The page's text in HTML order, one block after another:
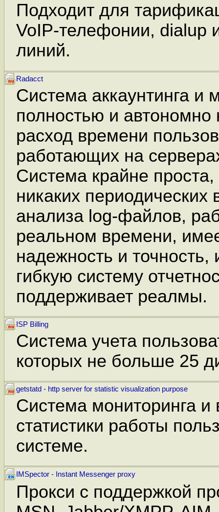
Подходит для
VoIP-телефонии, dialup
линий.
Radacct
Система аккаунтинга и
полностью и
расход времени
работающих на
Система крайне проста,
никаких периодических
анализа log-файлов,
реальном времени,
надежность и точность,
гибкую систему
поддерживает реалмы.
ISP Billing
Система учета
которых не больше 25
getstatd - http server for statistic visualization purpose
Система мониторинга и
статистики работы
системе.
IMSpector - Instant Messenger proxy
Прокси с поддержкой